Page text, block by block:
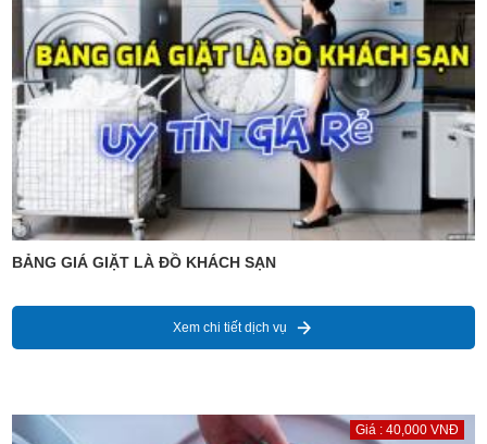
BẢNG GIÁ GIẶT LÀ ĐỒ KHÁCH SẠN
Xem chi tiết dịch vụ
Giá : 40,000 VNĐ